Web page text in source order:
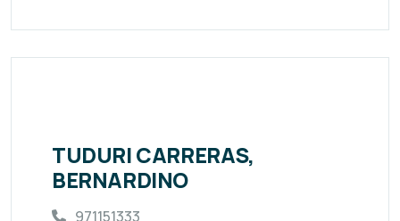
TUDURI CARRERAS,
BERNARDINO
971151333